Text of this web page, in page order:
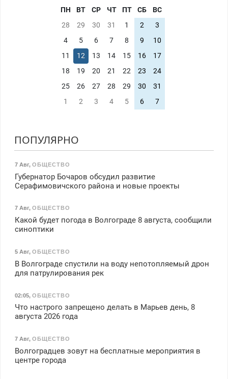
ПН
ВТ СР ЧТ ПТ СБ
ВС
28
29 30 31 1 2
3
4
5 6 7 8 9
10
11
12 13 14 15 16
17
18
19 20 21 22 23
24
25
26 27 28 29 30
31
1
2 3 4 5 6 7
ПОПУЛЯРНО
7 Авг, ОБЩЕСТВО
Губернатор Бочаров обсудил развитие
Серафимовичского района и новые проекты
7 Авг, ОБЩЕСТВО
Какой будет погода в Волгограде 8 августа, сообщили
синоптики
5 Авг, ОБЩЕСТВО
В Волгограде спустили на воду непотопляемый дрон
для патрулирования рек
02:05, ОБЩЕСТВО
Что настрого запрещено делать в Марьев день, 8
августа 2026 года
7 Авг, ОБЩЕСТВО
Волгоградцев зовут на бесплатные мероприятия в
центре города